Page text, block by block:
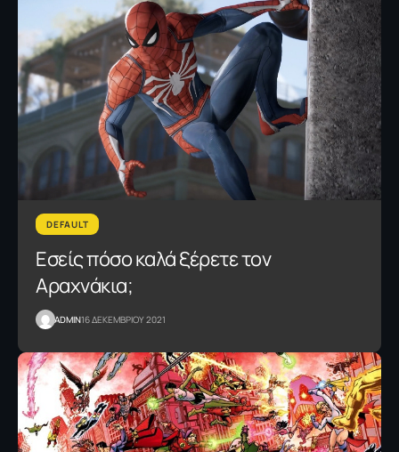
DEFAULT
Εσείς πόσο καλά ξέρετε τον
Αραχνάκια;
ADMIN16 ΔΕΚΕΜΒΡΙΟΥ 2021